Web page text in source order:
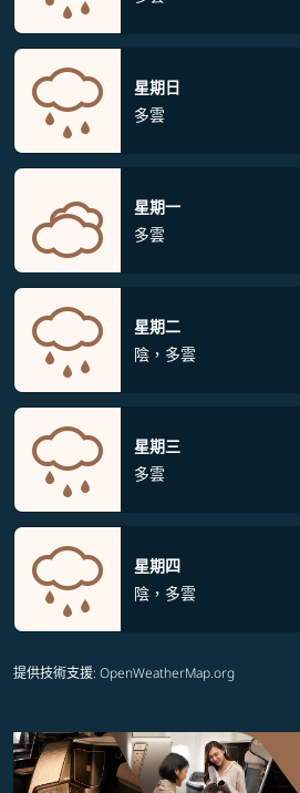
星期日
多雲
星期一
多雲
星期二
陰，多雲
星期三
多雲
星期四
陰，多雲
提供技術支援: OpenWeatherMap.org